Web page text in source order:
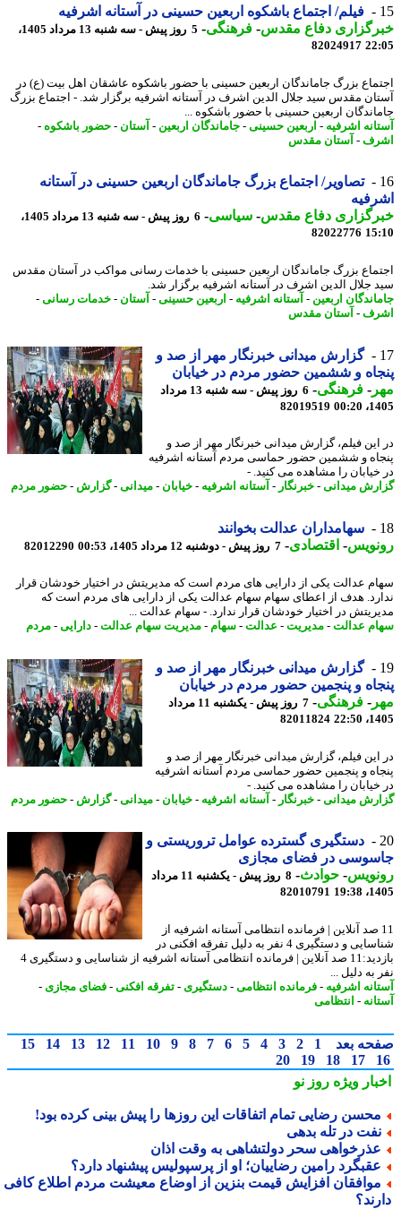
فیلم/ اجتماع باشکوه اربعین حسینی در آستانه اشرفیه
دفاع مقدس-فرهنگی-
5 روز پیش - سه شنبه 13 مرداد 1405،
82024917
بزرگ جاماندگان اربعین حسینی با حضور باشکوه عاشقان اهل بیت (ع) در
مقدس سید جلال الدین اشرف در آستانه اشرفیه برگزار شد. - اجتماع بزرگ
اربعین حسینی با حضور باشکوه ...
اشرفیه-اربعین حسینی-جاماندگان اربعین -آستان-حضور باشکوه-
- آستان مقدس
تصاویر/ اجتماع بزرگ جاماندگان اربعین حسینی در آستانه
دفاع مقدس-سیاسی-
6 روز پیش - سه شنبه 13 مرداد 1405،
82022776
بزرگ جاماندگان اربعین حسینی با خدمات رسانی مواکب در آستان مقدس
جلال الدین اشرف در آستانه اشرفیه برگزار شد.
اربعین -آستانه اشرفیه-اربعین حسینی-آستان-خدمات رسانی-
- آستان مقدس
گزارش میدانی خبرنگار مهر از صد و
و ششمین حضور مردم در خیابان
-فرهنگی-
6 روز پیش - سه شنبه 13 مرداد
82019519
فیلم، گزارش میدانی خبرنگار مهر از صد و
و ششمین حضور حماسی مردم آستانه اشرفیه
را مشاهده می کنید. -
میدانی- خبرنگار -آستانه اشرفیه-خیابان-میدانی- گزارش -حضور مردم
سهامداران عدالت بخوانند
-اقتصادی-7 روز پیش - دوشنبه 12 مرداد 1405، 00:53 82012290
عدالت یکی از دارایی های مردم است که مدیریتش در اختیار خودشان قرار
هدف از اعطای سهام سهام عدالت یکی از دارایی های مردم است که
در اختیار خودشان قرار ندارد. - سهام عدالت ...
عدالت-مدیریت-عدالت-سهام-مدیریت سهام عدالت-دارایی- مردم
گزارش میدانی خبرنگار مهر از صد و
و پنجمین حضور مردم در خیابان
-فرهنگی-
7 روز پیش - یکشنبه 11 مرداد
82011824
فیلم، گزارش میدانی خبرنگار مهر از صد و
و پنجمین حضور حماسی مردم آستانه اشرفیه
را مشاهده می کنید. -
میدانی- خبرنگار -آستانه اشرفیه-خیابان-میدانی- گزارش -حضور مردم
دستگیری گسترده عوامل تروریستی و
در فضای مجازی
-حوادث -
8 روز پیش - یکشنبه 11 مرداد
82010791
صد آنلاین | فرمانده انتظامی آستانه اشرفیه از
شناسایی و دستگیری 4 نفر به دلیل تفرقه افکنی در
بازدید:11 صد آنلاین | فرمانده انتظامی آستانه اشرفیه از شناسایی و دستگیری 4
به دلیل ...
اشرفیه-فرمانده انتظامی-دستگیری- تفرقه افکنی-فضای مجازی-
-انتظامی
بعد 1
2
3
4
5
6
7
8
9
10
11
12
13
14
15
17
18
19
20
ویژهروز نو
رضایی تمام اتفاقات این روزها را پیش بینی کرده بود!
در تله بدهی
سحر دولتشاهی به وقت اذان
رامین رضاییان؛ او از پرسپولیس پیشنهاد دارد؟
افزایش قیمت بنزین از اوضاع معیشت مردم اطلاع کافی